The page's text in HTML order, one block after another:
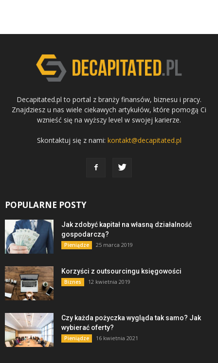
Decapitated.pl to portal z branży finansów, biznesu i pracy.
Znajdziesz u nas wiele ciekawych artykułów, które pomogą Ci
wznieść się na wyższy level w swojej karierze.
Skontaktuj się z nami: kontakt@decapitated.pl
POPULARNE POSTY
Jak zdobyć kapitał na własną działalność
gospodarczą?
Pieniądze 25 marca 2019
Korzyści z outsourcingu księgowości
Biznes 12 kwietnia 2019
Czy każda pożyczka wygląda tak samo? Jak
wybierać oferty?
Pieniądze 16 kwietnia 2021